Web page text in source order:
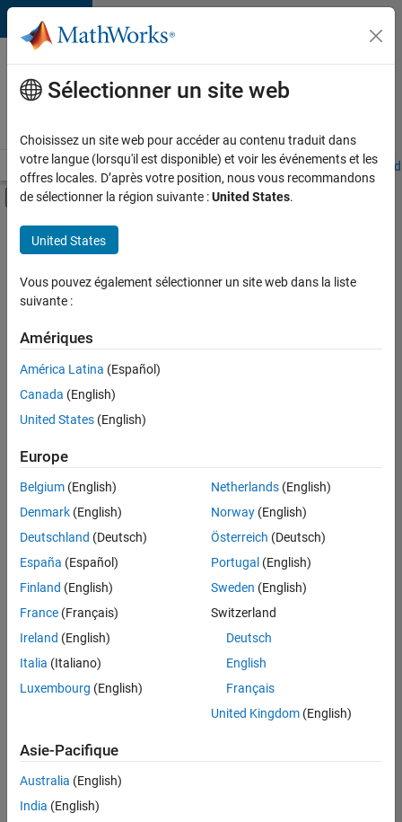
Passer au contenu
Votre
carrière
chez
Accueil Explorer nos opportunités Adresses de nos bureaux
Activer/désactiver l'affichage du menu
Contenu principal
FILTRER PAR
Support avancé
Applications et outils commerciaux
Ingénierie de la qualité
Enregistrer
sélectionnées
Les
descriptions
poste
n’ont
pas
été
traduites.
Effectuez
lieu
pour
l’ensemble
Sélectionner un site web
Choisissez un site web pour accéder au contenu traduit dans
votre langue (lorsqu'il est disponible) et voir les événements et les
offres locales. D’après votre position, nous vous recommandons
de sélectionner la région suivante :United States.
United States
Vous pouvez également sélectionner un site web dans la liste
suivante :
Amériques
América Latina (Español)
Canada (English)
United States (English)
Europe
Belgium (English)
Denmark (English)
Deutschland (Deutsch)
España (Español)
Finland (English)
France (Français)
Ireland (English)
Italia (Italiano)
Luxembourg (English)
Netherlands(English)
Norway(English)
Österreich (Deutsch)
Portugal (English)
Sweden (English)
Switzerland
Deutsch
English
Français
United Kingdom(English)
Asie-Pacifique
Australia (English)
India (English)